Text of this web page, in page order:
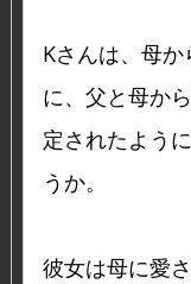
Kさんは、母
に、父と母か
定されたよう
うか。
彼女は母に愛